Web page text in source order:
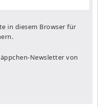
in diesem Browser für
Newsletter von